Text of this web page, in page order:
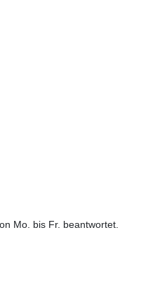
Mo. bis Fr. beantwortet.